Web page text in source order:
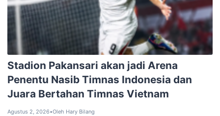
Stadion Pakansari akan jadi Arena
Penentu Nasib Timnas Indonesia dan
Juara Bertahan Timnas Vietnam
Agustus 2, 2026•Oleh Hary Bilang